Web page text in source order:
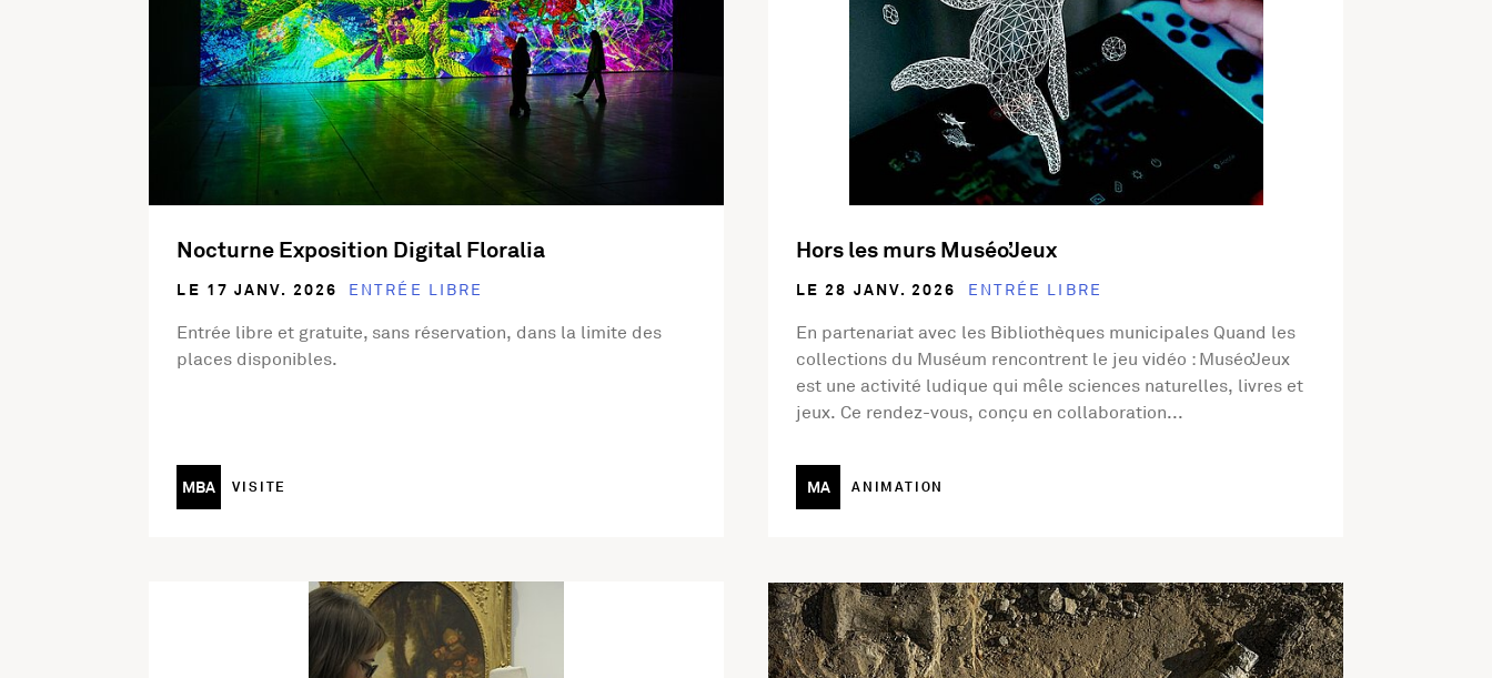
Nocturne Exposition Digital Floralia
LE 17 JANV. 2026 ENTRÉE LIBRE
Entrée libre et gratuite, sans réservation, dans la limite des
places disponibles.
MBA VISITE
Hors les murs Muséo’Jeux
LE 28 JANV. 2026 ENTRÉE LIBRE
En partenariat avec les Bibliothèques municipales Quand les
collections du Muséum rencontrent le jeu vidéo : Muséo’Jeux
est une activité ludique qui mêle sciences naturelles, livres et
jeux. Ce rendez-vous, conçu en collaboration...
MA ANIMATION
En savoir plus sur l'activité Collections permanentes Des peintures cousues mainsEn savoir plus sur l'activité Expédition Wyoming : à la recherche d’un dinosaure pour